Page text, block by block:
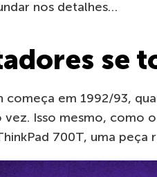
nos detalhes…
se
começa em 1992/93,
Isso mesmo, como
700T, uma peça